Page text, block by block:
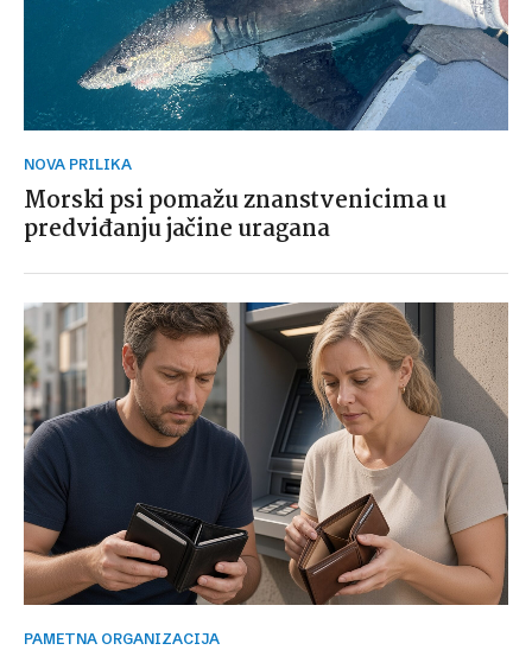
NOVA PRILIKA
Morski psi pomažu znanstvenicima u
predviđanju jačine uragana
PAMETNA ORGANIZACIJA